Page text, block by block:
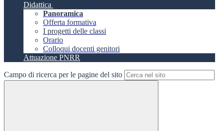
Didattica
Panoramica
Offerta formativa
I progetti delle classi
Orario
Colloqui docenti genitori
Attuazione PNRR
Campo di ricerca per le pagine del sito